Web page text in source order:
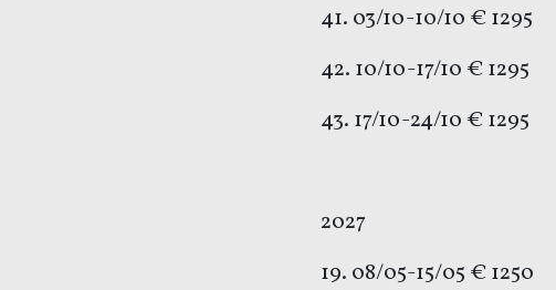
41. 03/10-10/10 € 1295
42. 10/10-17/10 € 1295
43. 17/10-24/10 € 1295
2027
19. 08/05-15/05 €